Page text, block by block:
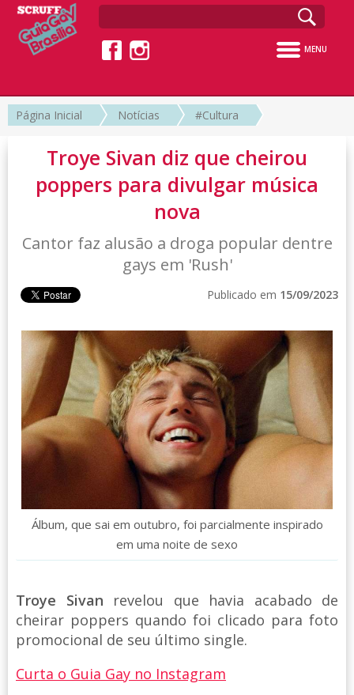
MENU
Página Inicial Notícias #Cultura
Troye Sivan diz que cheirou
poppers para divulgar música
nova
Cantor faz alusão a droga popular dentre
gays em 'Rush'
Publicado em 15/09/2023
Álbum, que sai em outubro, foi parcialmente inspirado
em uma noite de sexo
Troye Sivan revelou que havia acabado de
cheirar poppers quando foi clicado para foto
promocional de seu último single.
Curta o Guia Gay no Instagram